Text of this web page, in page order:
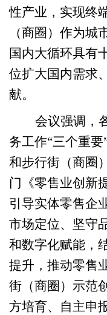
性产业，实现终
（商圈）作为城
国内大循环具有
位扩大国内需求
献。
会议强调，
务工作“三个重要
和步行街（商圈
门《零售业创新
引导实体零售企
市场定位、坚守
和数字化赋能，
提升，推动零售
街（商圈）示范
方培育、自主申